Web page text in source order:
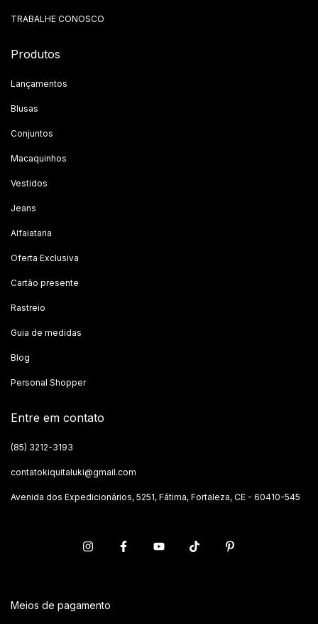
TRABALHE CONOSCO
Produtos
Lançamentos
Blusas
Conjuntos
Macaquinhos
Vestidos
Jeans
Alfaiataria
Oferta Exclusiva
Cartão presente
Rastreio
Guia de medidas
Blog
Personal Shopper
Entre em contato
(85) 3212-3193
contatokiquitaluki@gmail.com
Avenida dos Expedicionários, 5251, Fátima, Fortaleza, CE - 60410-545
Meios de pagamento